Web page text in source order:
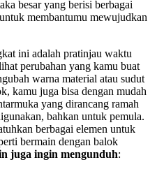
besar yang berisi berbagai
membantumu mewujudkan
ini adalah pratinjau waktu
perubahan yang kamu buat
warna material atau sudut
kamu juga bisa dengan mudah
yang dirancang ramah
bahkan untuk pemula.
berbagai elemen untuk
bermain dengan balok
juga ingin mengunduh: